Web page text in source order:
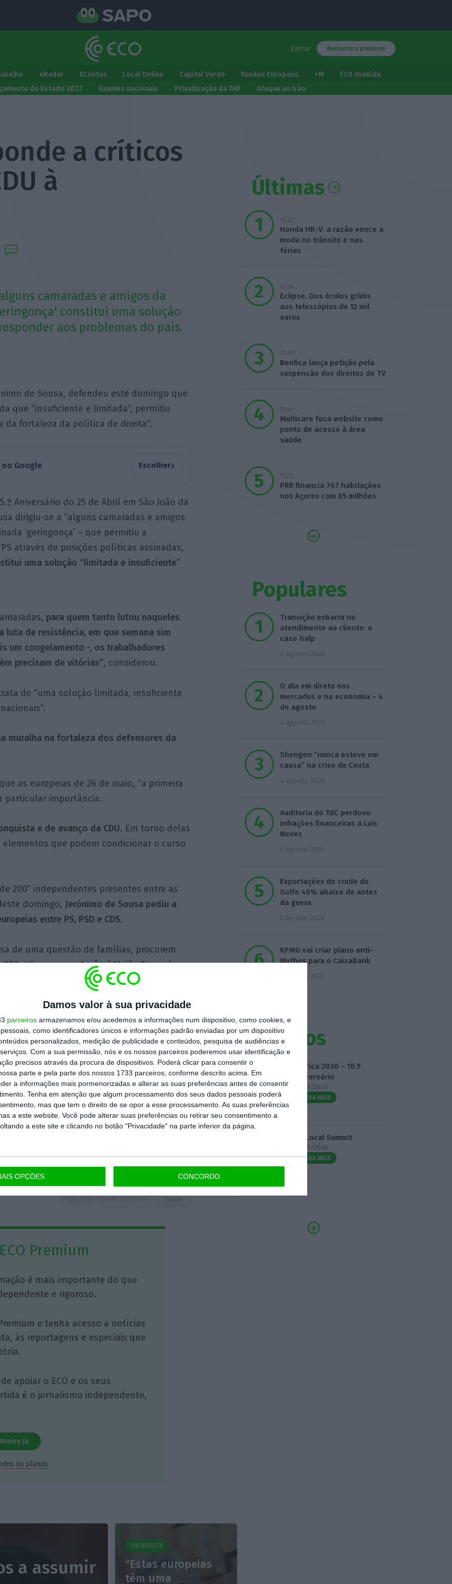
Damos valor à sua privacidade
parceiros armazenamos e/ou acedemos a informações num dispositivo, como cookies, e
como identificadores únicos e informações padrão enviadas por um dispositivo
personalizados, medição de publicidade e conteúdos, pesquisa de audiências e
Com a sua permissão, nós e os nossos parceiros poderemos usar identificação e
precisos através da procura de dispositivos. Poderá clicar para consentir o
parte e pela parte dos nossos 1733 parceiros, conforme descrito acima. Em
a informações mais pormenorizadas e alterar as suas preferências antes de consentir
Tenha em atenção que algum processamento dos seus dados pessoais poderá
mas que tem o direito de se opor a esse processamento. As suas preferências
a este website. Você pode alterar suas preferências ou retirar seu consentimento a
a este site e clicando no botão "Privacidade" na parte inferior da página.
OPÇÕES CONCORDO
Entrar Assinatura premium
eRadar EContas Local Online Capital Verde Fundos Europeus +M
ECO Avenida
do Estado 2027 Exames nacionais Privatização da TAP Ataque ao Irão
a críticos
à
camaradas e amigos da
constitui uma solução
aos problemas do país.
de Sousa, defendeu este domingo que
que “insuficiente e limitada”, permitiu
da fortaleza da política de direita”.
Google Escolher›
Aniversário do 25 de Abril em São João da
dirigiu-se a “alguns camaradas e amigos
‘geringonça’ – que permitiu a
através de posições políticas assinadas,
uma solução “limitada e insuficiente”
para quem tanto lutou naqueles
luta de resistência, em que semana sim
um congelamento -, os trabalhadores
precisam de vitórias”, considerou.
de “uma solução limitada, insuficiente
muralha na fortaleza dos defensores da
as europeias de 26 de maio, “a primeira
particular importância.
e de avanço da CDU. Em torno delas
que podem condicionar o curso
200” independentes presentes entre as
domingo, Jerónimo de Sousa pediu a
entre PS, PSD e CDS.
de uma questão de famílias, procurem
Vão verem relação à União Europeia, ao
e à união bancária: pode-se concluir
João Ferreira, considerou que a
Europeia, há 33 anos, “fechou portas” que
também uma leitura nacional do sufrágio
da segurança social e das pensões aquilo
que querem desviar recursos da
privados, como PS, PSD e CDS, ou
bolsista o futuro de milhares de
Premium
é mais importante do que
e rigoroso.
e tenha acesso a notícias
às reportagens e especiais que
apoiar o ECO e os seus
é o jornalismo independente,
Assine já
os planos
Últimas
14:22
Honda HR-V: a razão vence a
moda no trânsito e nas
férias
12:34
Eclipse. Dos óculos grátis
aos telescópios de 12 mil
euros
12:09
Benfica lança petição pela
suspensão dos direitos de TV
11:49
Multicare foca website como
ponto de acesso à área
saúde
11:25
PRR financia 767 habitações
nos Açores com 65 milhões
Populares
Transição esbarra no
atendimento ao cliente: o
caso Galp
4 Agosto 2026
O dia em direto nos
mercados e na economia – 4
de agosto
4 Agosto 2026
Shengen “nunca esteve em
causa” na crise de Ceuta
4 Agosto 2026
Auditoria do TdC perdoou
infrações financeiras a Luís
Neves
5 Agosto 2026
Exportações de crude do
Golfo 40% abaixo de antes
da guera
5 Agosto 2026
KPMG vai criar plano anti-
Mythos para o CaixaBank
6 Agosto 2026
Eventos
Fábrica 2030 – 10.º
Aniversário
14/10/2026
SAIBA MAIS
3.º Local Summit
07/10/2026
SAIBA MAIS
a assumir
ENTREVISTA
“Estas europeias
têm uma